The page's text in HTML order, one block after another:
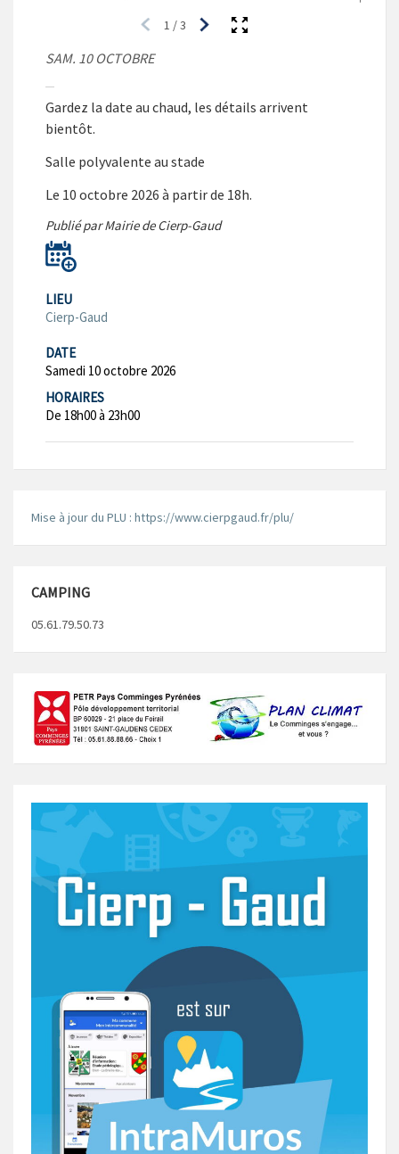
1 /3
SAM. 10 OCTOBRE
Gardez la date au chaud, les détails arrivent
bientôt.
Salle polyvalente au stade
Le 10 octobre 2026 à partir de 18h.
Publié par Mairie de Cierp-Gaud
LIEU
Cierp-Gaud
DATE
Samedi 10 octobre 2026
HORAIRES
De 18h00 à 23h00
Mise à jour du PLU : https://www.cierpgaud.fr/plu/
CAMPING
05.61.79.50.73